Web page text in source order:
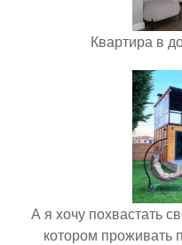
Квартира в
А я хочу похвастать
котором проживать